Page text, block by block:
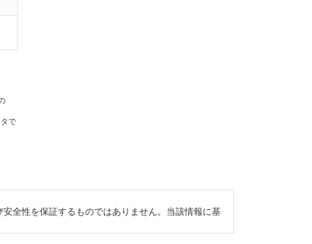
で
全性を保証するものではありません。当該情報に基